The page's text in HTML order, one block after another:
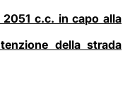
c.c. in capo alla
della strada